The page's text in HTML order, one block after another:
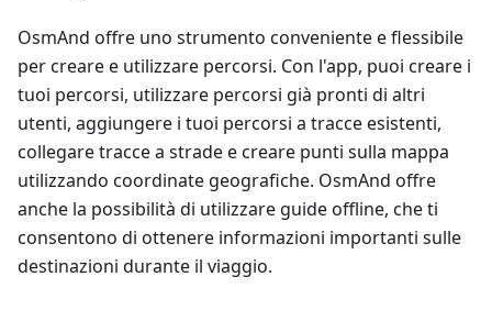
OsmAnd offre uno strumento conveniente e flessibile
per creare e utilizzare percorsi. Con l'app, puoi creare i
tuoi percorsi, utilizzare percorsi già pronti di altri
utenti, aggiungere i tuoi percorsi a tracce esistenti,
collegare tracce a strade e creare punti sulla mappa
utilizzando coordinate geografiche. OsmAnd offre
anche la possibilità di utilizzare guide offline, che ti
consentono di ottenere informazioni importanti sulle
destinazioni durante il viaggio.